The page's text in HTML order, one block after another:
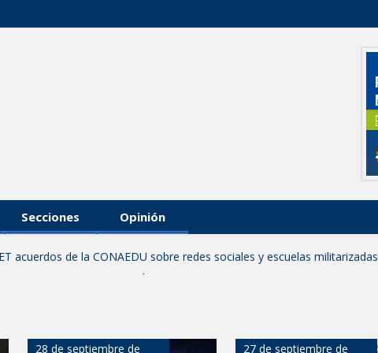
Secciones Opinión
acuerdos de la CONAEDU sobre redes sociales y escuelas militarizadas
28 de septiembre de 27 de septiembre de